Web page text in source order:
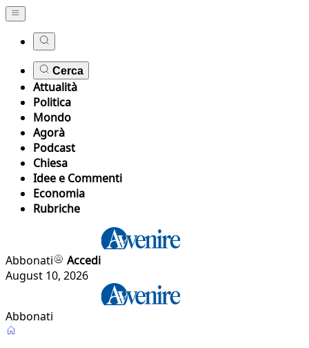
Cerca
Attualità
Politica
Mondo
Agorà
Podcast
Chiesa
Idee e Commenti
Economia
Rubriche
Abbonati
Accedi
August 10, 2026
Abbonati